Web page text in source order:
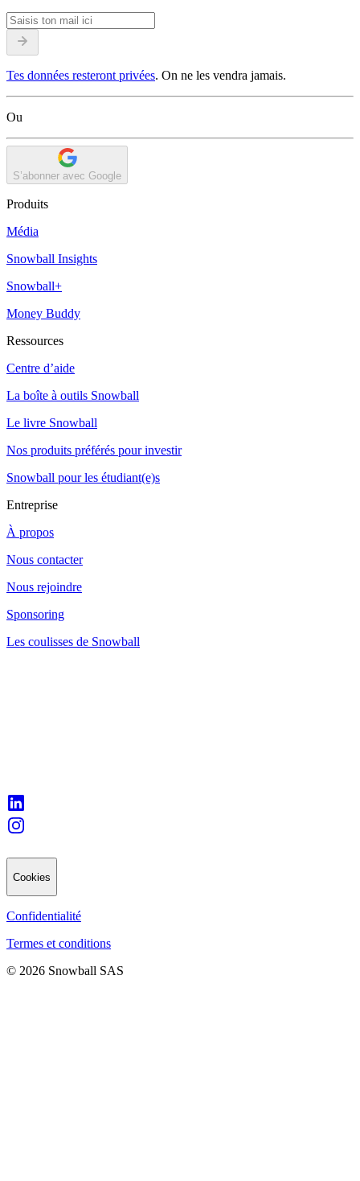
Tes données resteront privées. On ne les vendra jamais.
Ou
S’abonner avec Google
Produits
Média
Snowball Insights
Snowball+
Money Buddy
Ressources
Centre d’aide
La boîte à outils Snowball
Le livre Snowball
Nos produits préférés pour investir
Snowball pour les étudiant(e)s
Entreprise
À propos
Nous contacter
Nous rejoindre
Sponsoring
Les coulisses de Snowball
Cookies
Confidentialité
Termes et conditions
© 2026 Snowball SAS